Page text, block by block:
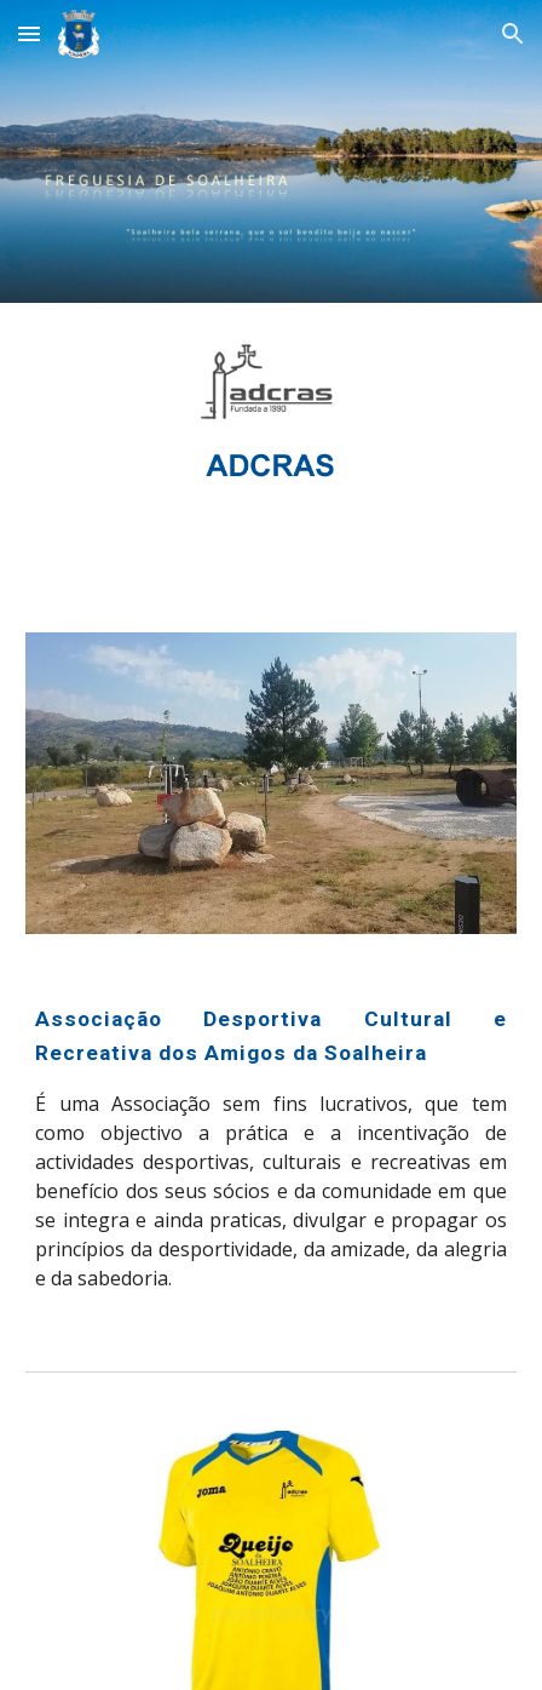
Skip to main content Skip to navigation
Associação Desportiva Cultural e
Recreativa dos Amigos da Soalheira
É uma Associação sem fins lucrativos, que tem
como objectivo a prática e a incentivação de
actividades desportivas, culturais e recreativas em
benefício dos seus sócios e da comunidade em que
se integra e ainda praticas, divulgar e propagar os
princípios da desportividade, da amizade, da alegria
e da sabedoria.